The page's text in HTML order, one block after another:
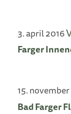
3. april 2016
Farger
15.
BadFarger